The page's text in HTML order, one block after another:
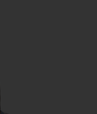
Top